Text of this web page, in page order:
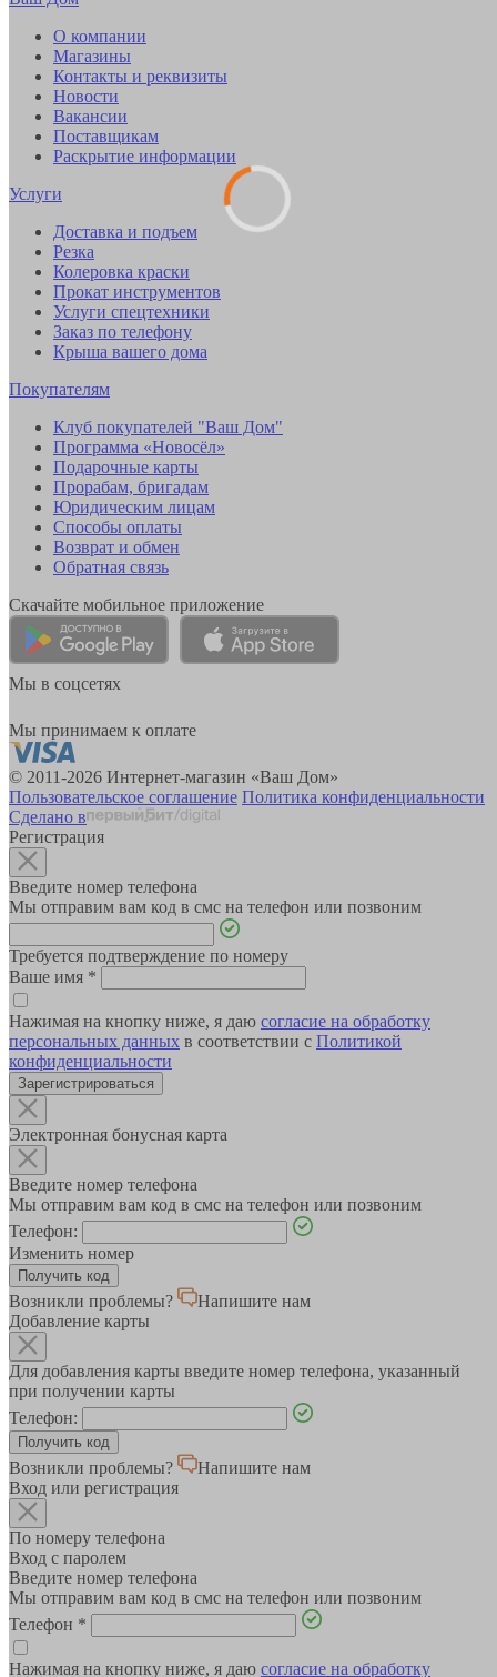
О компании
Магазины
Контакты и реквизиты
Новости
Вакансии
Поставщикам
Раскрытие информации
Услуги
Доставка и подъем
Резка
Колеровка краски
Прокат инструментов
Услуги спецтехники
Заказ по телефону
Крыша вашего дома
Покупателям
Клуб покупателей "Ваш Дом"
Программа «Новосёл»
Подарочные карты
Прорабам, бригадам
Юридическим лицам
Способы оплаты
Возврат и обмен
Обратная связь
Скачайте мобильное приложение
Мы в соцсетях
Мы принимаем к оплате
© 2011-2026 Интернет-магазин «Ваш Дом»
Пользовательское соглашение Политика конфиденциальности
Сделано в
Регистрация
Введите номер телефона
Мы отправим вам код в смс на телефон или позвоним
Требуется подтверждение по номеру
Ваше имя *
Нажимая на кнопку ниже, я даю согласие на обработку
персональных данных в соответствии с Политикой
конфиденциальности
Зарегистрироваться
Электронная бонусная карта
Введите номер телефона
Мы отправим вам код в смс на телефон или позвоним
Телефон:
Изменить номер
Возникли проблемы?
Напишите нам
Добавление карты
Для добавления карты введите номер телефона, указанный
при получении карты
Телефон:
Возникли проблемы?
Напишите нам
Вход или регистрация
По номеру телефона
Вход с паролем
Введите номер телефона
Мы отправим вам код в смс на телефон или позвоним
Телефон *
Нажимая на кнопку ниже, я даю согласие на обработку